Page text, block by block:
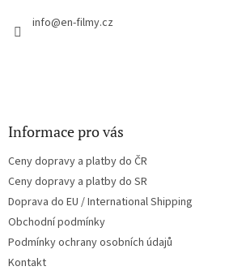
info@en-filmy.cz
Informace pro vás
Ceny dopravy a platby do ČR
Ceny dopravy a platby do SR
Doprava do EU / International Shipping
Obchodní podmínky
Podmínky ochrany osobních údajů
Kontakt